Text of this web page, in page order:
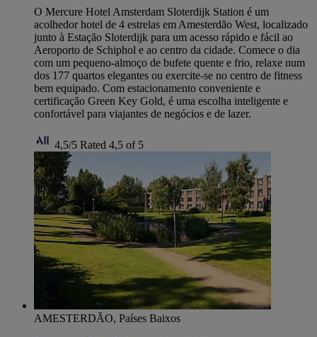
O Mercure Hotel Amsterdam Sloterdijk Station é um
acolhedor hotel de 4 estrelas em Amesterdão West, localizado
junto à Estação Sloterdijk para um acesso rápido e fácil ao
Aeroporto de Schiphol e ao centro da cidade. Comece o dia
com um pequeno-almoço de bufete quente e frio, relaxe num
dos 177 quartos elegantes ou exercite-se no centro de fitness
bem equipado. Com estacionamento conveniente e
certificação Green Key Gold, é uma escolha inteligente e
confortável para viajantes de negócios e de lazer.
4,5/5 Rated 4,5 of 5
AMESTERDÃO, Países Baixos